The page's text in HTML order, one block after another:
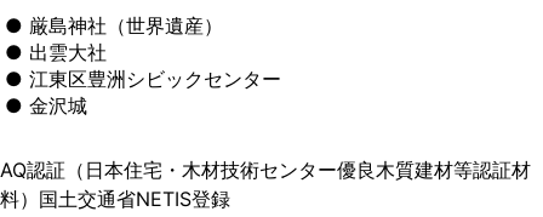
● 厳島神社（世界遺産）
● 出雲大社
● 江東区豊洲シビックセンター
● 金沢城
AQ認証（日本住宅・木材技術センター優良木質建材等認証材
料）国土交通省NETIS登録